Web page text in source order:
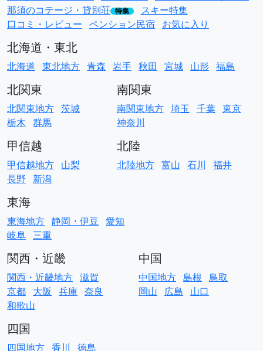
那須のコテージ・貸別荘 特集
スキー特集
口コミ・レビュー ペンション民宿 お気に入り
北海道・東北
北海道 東北地方 青森 岩手 秋田 宮城 山形 福島
北関東
北関東地方 茨城
栃木 群馬
南関東
南関東地方 埼玉 千葉 東京
神奈川
甲信越
甲信越地方 山梨
長野
新潟
北陸
北陸地方 富山 石川 福井
東海
東海地方 静岡・伊豆 愛知
岐阜 三重
関西・近畿
関西・近畿地方 滋賀
京都 大阪 兵庫 奈良
和歌山
中国
中国地方 島根 鳥取
岡山
広島 山口
四国
四国地方 香川 徳島